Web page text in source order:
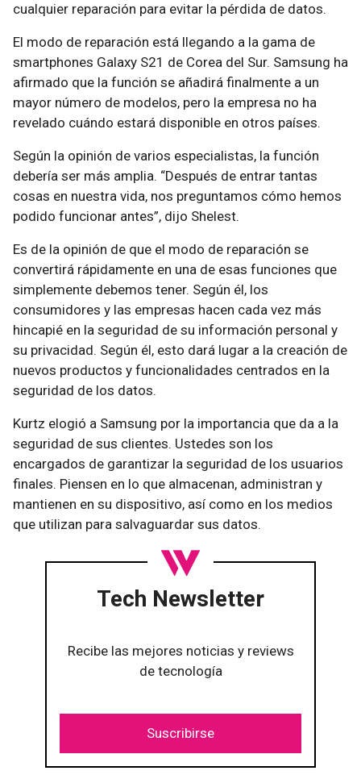
cualquier reparación para evitar la pérdida de datos.
El modo de reparación está llegando a la gama de
smartphones Galaxy S21 de Corea del Sur. Samsung ha
afirmado que la función se añadirá finalmente a un
mayor número de modelos, pero la empresa no ha
revelado cuándo estará disponible en otros países.
Según la opinión de varios especialistas, la función
debería ser más amplia. “Después de entrar tantas
cosas en nuestra vida, nos preguntamos cómo hemos
podido funcionar antes”, dijo Shelest.
Es de la opinión de que el modo de reparación se
convertirá rápidamente en una de esas funciones que
simplemente debemos tener. Según él, los
consumidores y las empresas hacen cada vez más
hincapié en la seguridad de su información personal y
su privacidad. Según él, esto dará lugar a la creación de
nuevos productos y funcionalidades centrados en la
seguridad de los datos.
Kurtz elogió a Samsung por la importancia que da a la
seguridad de sus clientes. Ustedes son los
encargados de garantizar la seguridad de los usuarios
finales. Piensen en lo que almacenan, administran y
mantienen en su dispositivo, así como en los medios
que utilizan para salvaguardar sus datos.
Tech Newsletter
Recibe las mejores noticias y reviews
de tecnología
Suscribirse